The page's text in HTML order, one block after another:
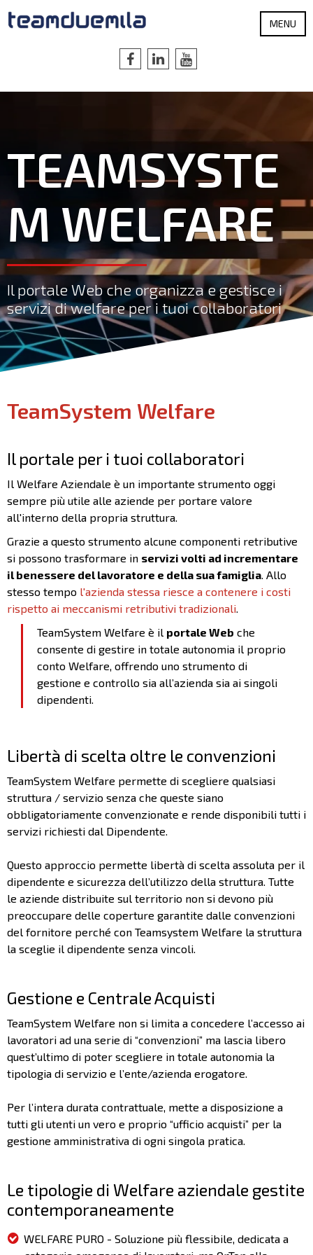
MENU
TEAMSYSTE
M WELFARE
Il portale Web che organizza e gestisce i
servizi di welfare per i tuoi collaboratori
TeamSystem Welfare
Il portale per i tuoi collaboratori
Il Welfare Aziendale è un importante strumento oggi
sempre più utile alle aziende per portare valore
all'interno della propria struttura.
Grazie a questo strumento alcune componenti retributive
si possono trasformare in servizi volti ad incrementare
il benessere del lavoratore e della sua famiglia. Allo
stesso tempo l'azienda stessa riesce a contenere i costi
rispetto ai meccanismi retributivi tradizionali.
TeamSystem Welfare è il portale Web che
consente di gestire in totale autonomia il proprio
conto Welfare, offrendo uno strumento di
gestione e controllo sia all’azienda sia ai singoli
dipendenti.
Libertà di scelta oltre le convenzioni
TeamSystem Welfare permette di scegliere qualsiasi
struttura / servizio senza che queste siano
obbligatoriamente convenzionate e rende disponibili tutti i
servizi richiesti dal Dipendente.
Questo approccio permette libertà di scelta assoluta per il
dipendente e sicurezza dell’utilizzo della struttura. Tutte
le aziende distribuite sul territorio non si devono più
preoccupare delle coperture garantite dalle convenzioni
del fornitore perché con Teamsystem Welfare la struttura
la sceglie il dipendente senza vincoli.
Gestione e Centrale Acquisti
TeamSystem Welfare non si limita a concedere l’accesso ai
lavoratori ad una serie di “convenzioni” ma lascia libero
quest’ultimo di poter scegliere in totale autonomia la
tipologia di servizio e l’ente/azienda erogatore.
Per l’intera durata contrattuale, mette a disposizione a
tutti gli utenti un vero e proprio “ufficio acquisti” per la
gestione amministrativa di ogni singola pratica.
Le tipologie di Welfare aziendale gestite
contemporaneamente
WELFARE PURO - Soluzione più flessibile, dedicata a